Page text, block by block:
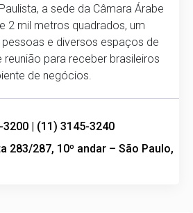
a sede da Câmara Árabe
2 mil metros quadrados, um
e diversos espaços de
reunião para receber brasileiros
de negócios.
3200 | (11) 3145-3240
283/287, 10º andar – São Paulo,